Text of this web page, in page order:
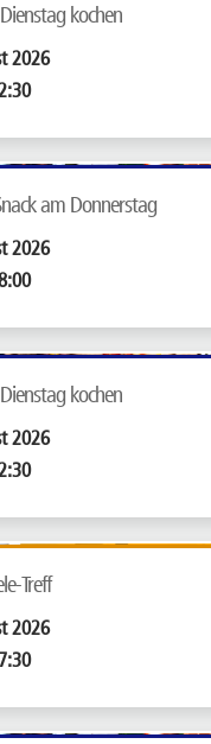
kochen
2026
am Donnerstag
2026
kochen
2026
Treff
2026